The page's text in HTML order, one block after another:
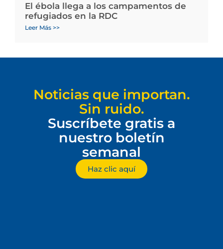
El ébola llega a los campamentos de
refugiados en la RDC
Leer Más >>
Noticias que importan.
Sin ruido.
Suscríbete gratis a
nuestro boletín
semanal
Haz clic aquí